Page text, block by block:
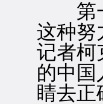
第一
这种努
记者柯
的中国
睛去